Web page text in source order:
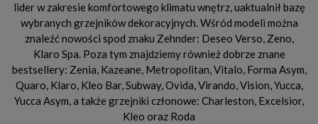
lider w zakresie komfortowego klimatu wnętrz, uaktualnił bazę
wybranych grzejników dekoracyjnych. Wśród modeli można
znaleźć nowości spod znaku Zehnder: Deseo Verso, Zeno,
Klaro Spa. Poza tym znajdziemy również dobrze znane
bestsellery: Zenia, Kazeane, Metropolitan, Vitalo, Forma Asym,
Quaro, Klaro, Kleo Bar, Subway, Ovida, Virando, Vision, Yucca,
Yucca Asym, a także grzejniki członowe: Charleston, Excelsior,
Kleo oraz Roda